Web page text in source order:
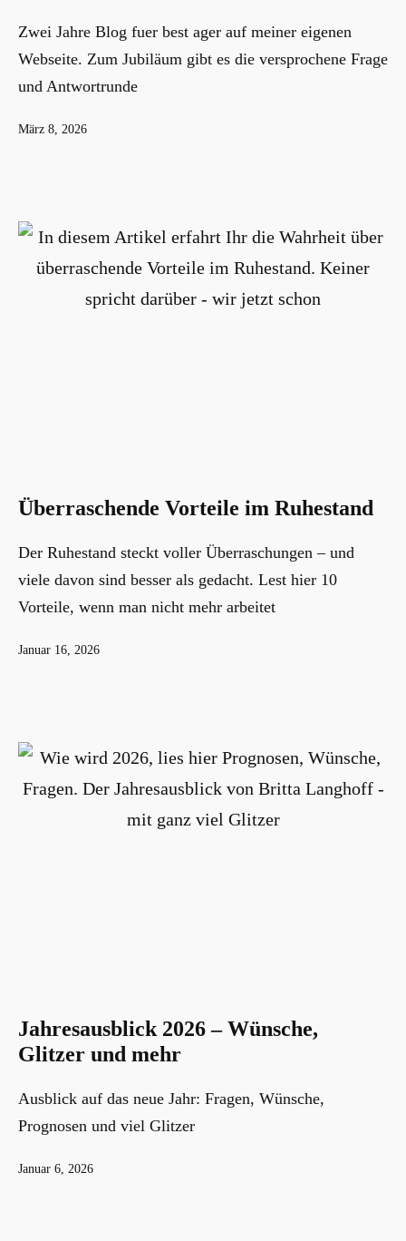
Zwei Jahre Blog fuer best ager auf meiner eigenen
Webseite. Zum Jubiläum gibt es die versprochene Frage
und Antwortrunde
Veröffentlicht
März 8, 2026
Überraschende Vorteile im Ruhestand
Der Ruhestand steckt voller Überraschungen – und
viele davon sind besser als gedacht. Lest hier 10
Vorteile, wenn man nicht mehr arbeitet
Veröffentlicht
Januar 16, 2026
Jahresausblick 2026 – Wünsche,
Glitzer und mehr
Ausblick auf das neue Jahr: Fragen, Wünsche,
Prognosen und viel Glitzer
Veröffentlicht
Januar 6, 2026